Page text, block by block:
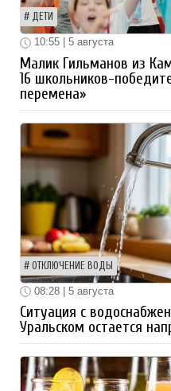
ДЕТИ
10:55 | 5 августа
Малик Гильманов из
16 школьников-
перемена»
ОТКЛЮЧЕНИЕ ВОДЫ
08:28 | 5 августа
Ситуация с
Уральском остается